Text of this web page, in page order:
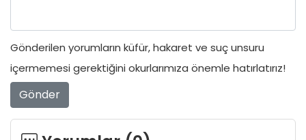
Gönderilen yorumların küfür, hakaret ve suç unsuru
içermemesi gerektiğini okurlarımıza önemle hatırlatırız!
Gönder